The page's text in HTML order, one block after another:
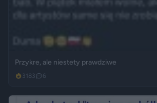
Przykre, ale niestety prawdziwe
3183 6